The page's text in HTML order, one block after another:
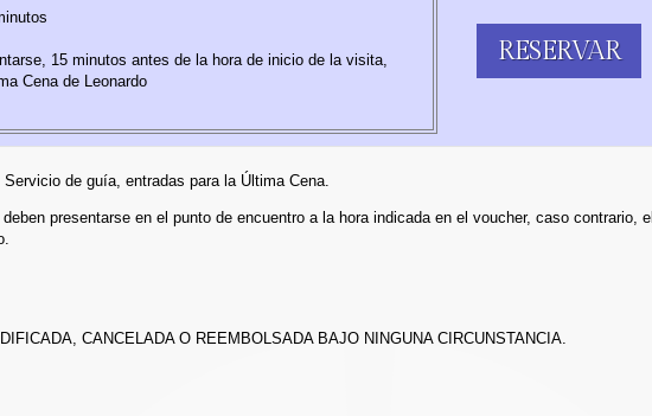
15 minutos antes de la hora de inicio de la visita,
Cena de Leonardo
RESERVAR
Servicio de guía, entradas para la Última Cena.
presentarse en el punto de encuentro a la hora indicada en el voucher, caso contrario, el
CANCELADA O REEMBOLSADA BAJO NINGUNA CIRCUNSTANCIA.